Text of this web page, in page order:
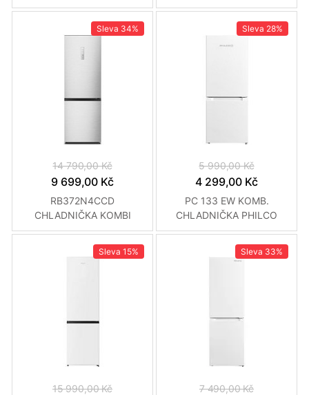
PHILCO
Sleva 34%
14 790,00 Kč
9 699,00 Kč
RB372N4CCD
CHLADNIČKA KOMBI
HISENSE
Sleva 28%
5 990,00 Kč
4 299,00 Kč
PC 133 EW KOMB.
CHLADNIČKA PHILCO
Sleva 15%
15 990,00 Kč
Sleva 33%
7 490,00 Kč